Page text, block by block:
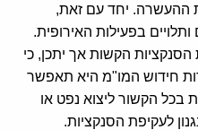
ההעשרה. יחד עם זאת,
בפעילות האירופית.
הקשות אך יתכן, כי
חידוש המו"מ היא תאפשר
בכל הקשור ליצוא נפט או
לעקיפת הסנקציות.